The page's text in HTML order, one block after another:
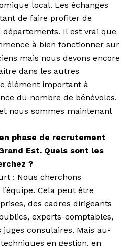
local. Les échanges
de faire profiter de
départements. Il est vrai que
à bien fonctionner sur
mais nous devons encore
dans les autres
élément important à
du nombre de bénévoles.
nous sommes maintenant
phase de recrutement
Est. Quels sont les
?
: Nous cherchons
Cela peut être
des cadres dirigeants
experts-comptables,
juges consulaires. Mais au-
en gestion, en